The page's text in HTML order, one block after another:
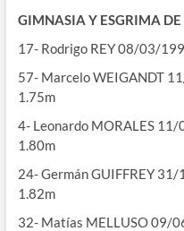
GIMNASIA Y ESGRIMA DE
17- Rodrigo REY 08/03/
57- Marcelo WEIGANDT
1.75m
4- Leonardo MORALES
1.80m
24- Germán GUIFFREY
1.82m
32- Matías MELLUSO 09/